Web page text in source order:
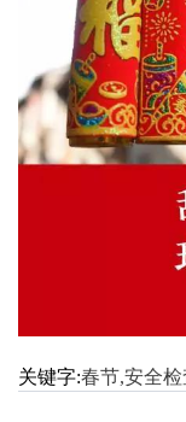
关键字:春节,安全检